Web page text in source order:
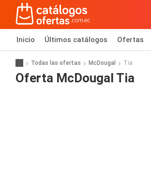
Inicio Últimos catálogos Ofertas
Todas las ofertas McDougal Tia
Oferta McDougal Tia